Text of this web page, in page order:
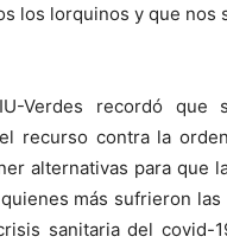
los lorquinos y que nos
Verdes recordó que
recurso contra la
alternativas para que
más sufrieron
sanitaria del covid-